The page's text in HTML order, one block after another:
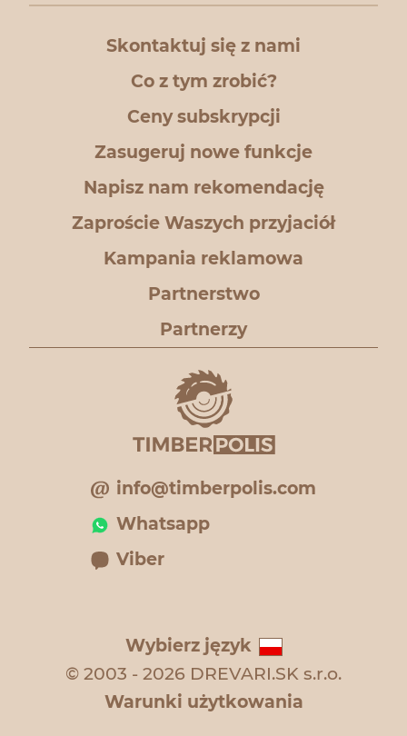
Skontaktuj się z nami
Co z tym zrobić?
Ceny subskrypcji
Zasugeruj nowe funkcje
Napisz nam rekomendację
Zaproście Waszych przyjaciół
Kampania reklamowa
Partnerstwo
Partnerzy
info@timberpolis.com
Whatsapp
Viber
Wybierz język
© 2003 - 2026 DREVARI.SK s.r.o.
Warunki użytkowania